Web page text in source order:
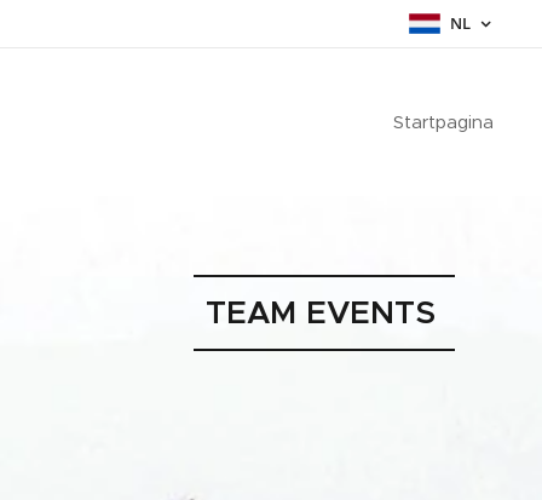
NL
Startpagina
TEAM EVENTS